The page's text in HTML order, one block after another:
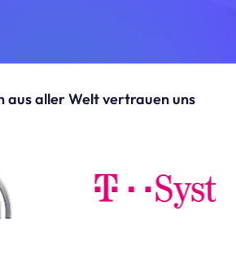
aus aller Welt vertrauen uns